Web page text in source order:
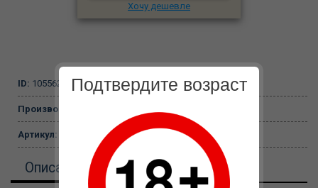
Хочу дешевле
ID: 105562
Производитель:
Артикул:
Описание
Подтвердите возраст